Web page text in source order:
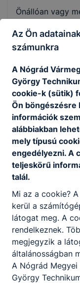
Okleveles
Nem
Önállóan vagy
gyártásában,
berendezések
Meghatározza a
biztosítja a
feltételeit.
folyamatot.
ellenőrzéseket
dokumentálja.
folyamatait és
Robotokat
Ajánlott minden
venni új
kialakításában.
precizitás,
irányítási
Az Ön
számunkra
A Nógrád
György
cookie-k (sütik)
Ön böngészésre
információk
alábbiakban
mely típusú
engedélyezni. A
teljeskörű
talál.
Mi az a cookie?
kerül a
látogat meg. A
rendelkeznek.
megjegyzik a
általánosságban
A Nógrád
György